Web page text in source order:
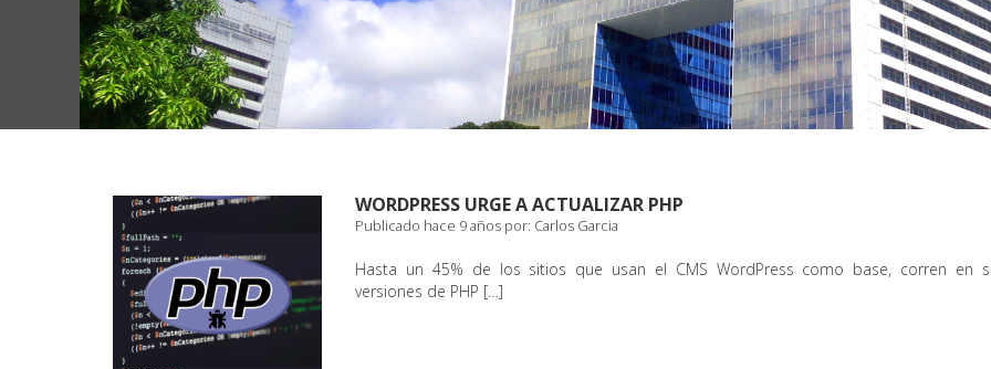
WORDPRESS URGE A ACTUALIZAR PHP
Publicado hace 9 años por: Carlos Garcia
Hasta un 45% de los sitios que usan el CMS WordPress como base, corren en
versiones de PHP […]